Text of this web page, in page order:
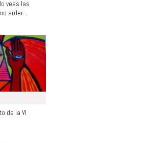
veas las
arder…
de la VI